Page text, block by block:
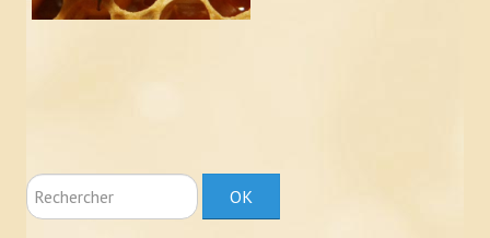
Animation et sensibilisation
LE RUCHER-ÉCOLE
Rechercher OK